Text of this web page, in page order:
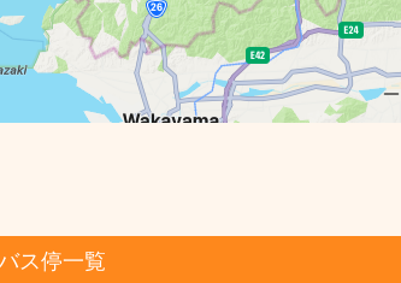
ス停一覧